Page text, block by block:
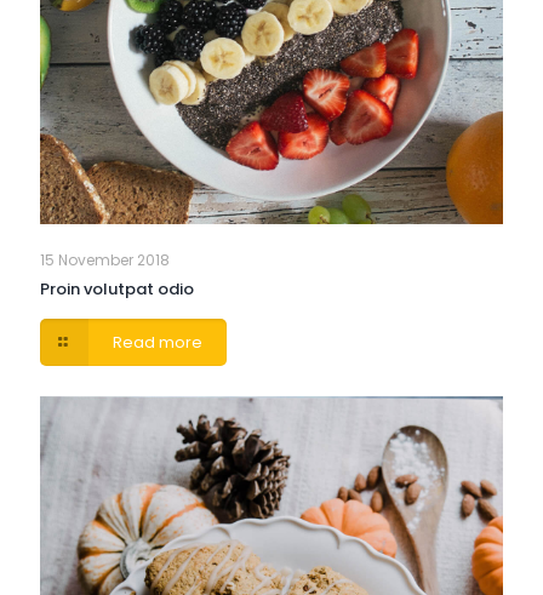
15 November 2018
Proin volutpat odio
Read more